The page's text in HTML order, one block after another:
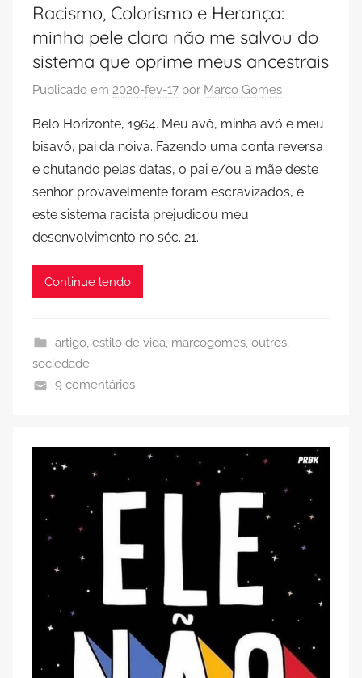
Racismo, Colorismo e Herança:
minha pele clara não me salvou do
sistema que oprime meus ancestrais
Publicado em 2020-fev-17 por Marco Gomes
Belo Horizonte, 1964. Meu avô, minha avó e meu
bisavô, pai da noiva. Fazendo uma conta reversa
e chutando pelas datas, o pai e/ou a mãe deste
senhor provavelmente foram escravizados, e
este sistema racista prejudicou meu
desenvolvimento no séc. 21.
Continue lendo
artigo, estilo de vida, marcogomes, outros,
sociedade
9 comentários